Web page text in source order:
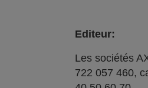
Editeur:
Les sociétés
722 057 460,